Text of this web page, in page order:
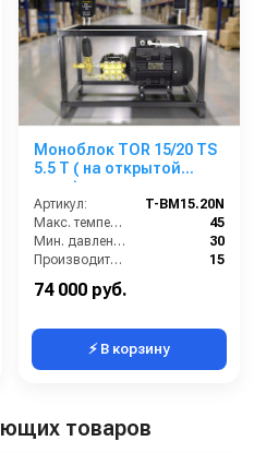
Моноблок TOR 15/20 TS
5.5 T ( на открытой
раме)
Артикул:
T-BM15.20N
Макс. температура воды (°C):
45
Мин. давление (бар):
30
Производительность (л/мин):
15
74 000 руб.
⚡ В корзину
товаров